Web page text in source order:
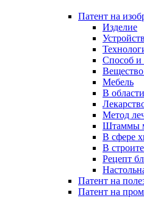
Патент на
Изделие
Способ и
Мебель
В
Метод
Штаммы
В сфере
В
Рецепт
Патент на
Патент на